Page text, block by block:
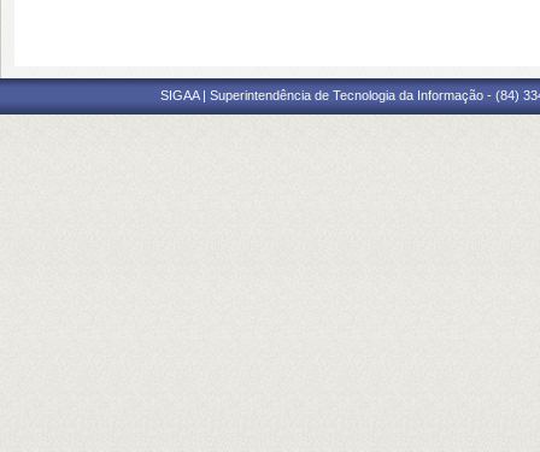
SIGAA | Superintendência de Tecnologia da Informação - (84)